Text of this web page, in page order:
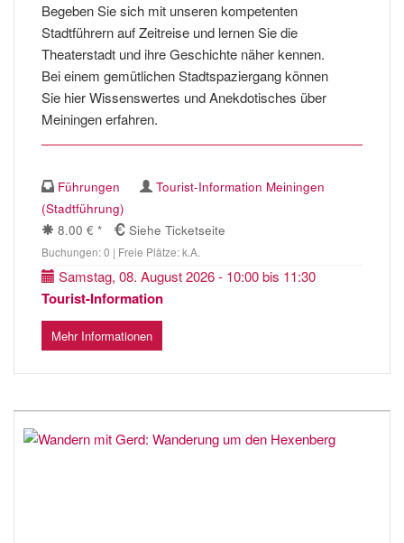
Begeben Sie sich mit unseren kompetenten
Stadtführern auf Zeitreise und lernen Sie die
Theaterstadt und ihre Geschichte näher kennen.
Bei einem gemütlichen Stadtspaziergang können
Sie hier Wissenswertes und Anekdotisches über
Meiningen erfahren.
Führungen
Tourist-Information Meiningen
(Stadtführung)
8.00 € *
Siehe Ticketseite
Buchungen: 0 | Freie Plätze: k.A.
Samstag, 08. August 2026 - 10:00 bis 11:30
Tourist-Information
Mehr Informationen